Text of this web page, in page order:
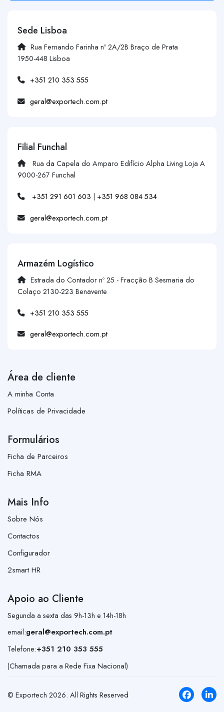
Sede Lisboa
Rua Fernando Farinha nº 2A/2B Braço de Prata
1950-448 Lisboa
+351 210 353 555
geral@exportech.com.pt
Filial Funchal
Rua da Capela do Amparo Edifício Alpha Living Loja A
9000-267 Funchal
+351 291 601 603 | +351 968 084 534
geral@exportech.com.pt
Armazém Logístico
Estrada do Contador nº 25 - Fracção B Sesmaria do
Colaço 2130-223 Benavente
+351 210 353 555
geral@exportech.com.pt
Área de cliente
A minha Conta
Políticas de Privacidade
Formulários
Ficha de Parceiros
Ficha RMA
Mais Info
Sobre Nós
Contactos
Configurador
2smart HR
Apoio ao Cliente
Segunda a sexta das 9h-13h e 14h-18h
email:geral@exportech.com.pt
Telefone:+351 210 353 555
(Chamada para a Rede Fixa Nacional)
© Exportech 2026. All Rights Reserved